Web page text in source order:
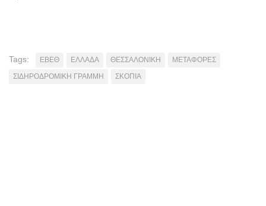
Tags: ΕΒΕΘ ΕΛΛΑΔΑ ΘΕΣΣΑΛΟΝΙΚΗ
ΜΕΤΑΦΟΡΕΣ
ΣΙΔΗΡΟΔΡΟΜΙΚΗ ΓΡΑΜΜΗ
ΣΚΟΠΙΑ